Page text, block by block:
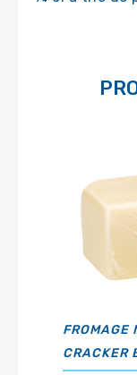
FROMAGE
CRACKER